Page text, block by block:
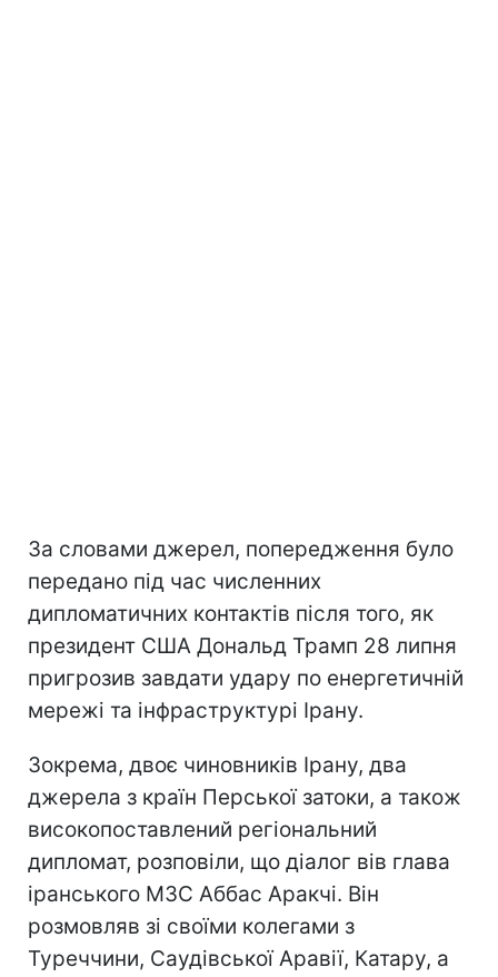
За словами джерел, попередження було
передано під час численних
дипломатичних контактів після того, як
президент США Дональд Трамп 28 липня
пригрозив завдати удару по енергетичній
мережі та інфраструктурі Ірану.
Зокрема, двоє чиновників Ірану, два
джерела з країн Перської затоки, а також
високопоставлений регіональний
дипломат, розповіли, що діалог вів глава
іранського МЗС Аббас Аракчі. Він
розмовляв зі своїми колегами з
Туреччини, Саудівської Аравії, Катару, а